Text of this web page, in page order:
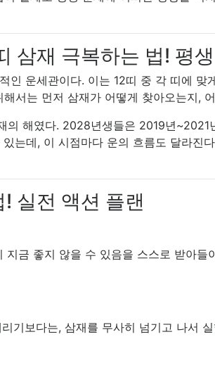
삼재 극복하는 법! 평
인 운세관이다. 이는 12띠 중 각 띠에
서는 먼저 삼재가 어떻게 찾아오는지,
해였다. 2028년생들은 2019년~2021
는데, 이 시점마다 운의 흐름도 달라진
실전 액션 플랜
금 좋지 않을 수 있음을 스스로 받아
기보다는, 삼재를 무사히 넘기고 나서